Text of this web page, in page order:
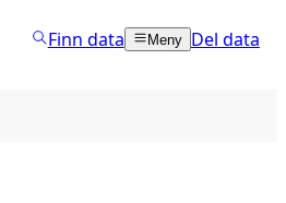
Finn data Meny Del data